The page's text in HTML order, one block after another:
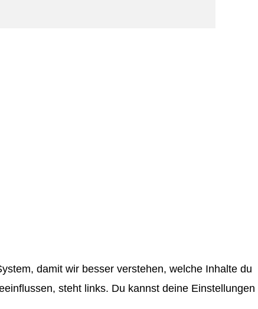
damit wir besser verstehen, welche Inhalte du
steht links. Du kannst deine Einstellungen